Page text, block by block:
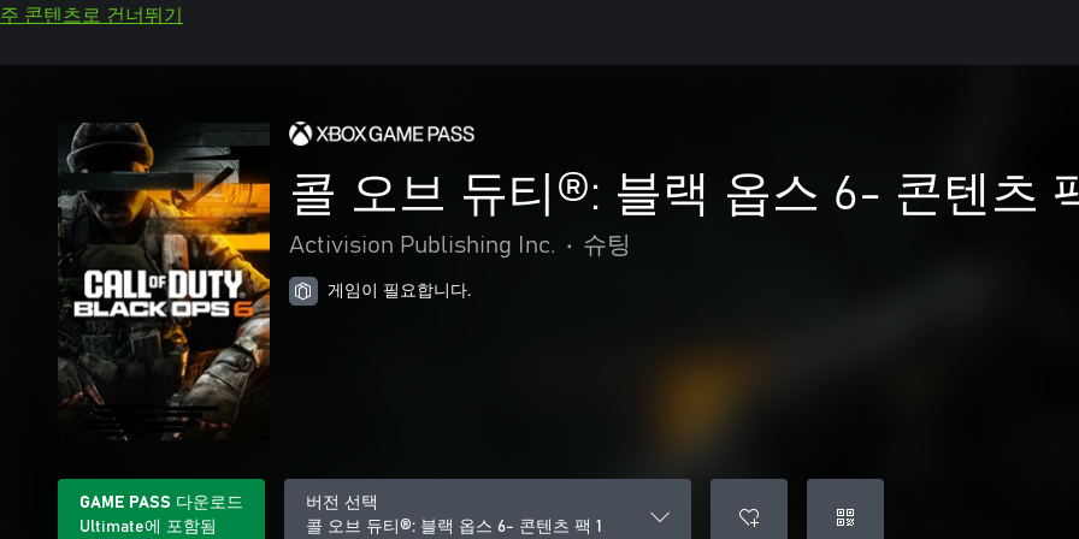
주 콘텐츠로 건너뛰기
콜 오브 듀티®: 블랙 옵스 6- 콘텐츠
Activision Publishing Inc. • 슈팅
게임이 필요합니다.
GAME PASS 다운로드
Ultimate에 포함됨
버전 선택
콜 오브 듀티®: 블랙 옵스 6- 콘텐츠 팩 1